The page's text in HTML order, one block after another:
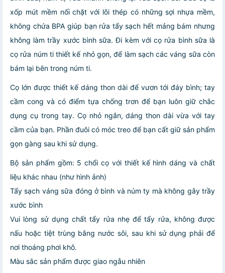
xốp mút mềm nối chặt với lõi thép có những sợi nhựa mềm,
không chứa BPA giúp bạn rửa tẩy sạch hết mảng bám nhưng
không làm trầy xước bình sữa. Đi kèm với cọ rửa bình sữa là
cọ rửa núm ti thiết kế nhỏ gọn, để làm sạch các váng sữa còn
bám lại bên trong núm ti.
Cọ lớn được thiết kế dáng thon dài để vươn tới đáy bình; tay
cầm cong và có điểm tựa chống trơn để bạn luôn giữ chắc
dụng cụ trong tay. Cọ nhỏ ngắn, dáng thon dài vừa với tay
cầm của bạn. Phần đuôi có móc treo để bạn cất giữ sản phẩm
gọn gàng sau khi sử dụng.
Bộ sản phẩm gồm: 5 chổi cọ với thiết kế hình dáng và chất
liệu khác nhau (như hình ảnh)
Tẩy sạch váng sữa đóng ở bình và núm ty mà không gây trầy
xước bình
Vui lòng sử dụng chất tẩy rửa nhẹ để tẩy rửa, không được
nấu hoặc tiệt trùng bằng nước sôi, sau khi sử dụng phải để
nơi thoáng phơi khô.
Màu sắc sản phẩm được giao ngẫu nhiên